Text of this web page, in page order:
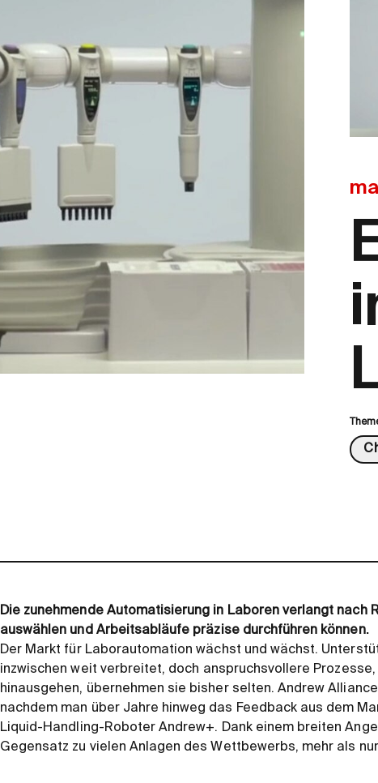
Die zunehmende Automatisierung in Laboren verlangt nach
auswählen und Arbeitsabläufe präzise durchführen können.
Der Markt für Laborautomation wächst und wächst.
inzwischen weit verbreitet, doch anspruchsvollere
hinausgehen, übernehmen sie bisher selten. Andrew
nachdem man über Jahre hinweg das Feedback aus dem
Liquid-Handling-Roboter Andrew+. Dank einem breiten
Gegensatz zu vielen Anlagen des Wettbewerbs, mehr als